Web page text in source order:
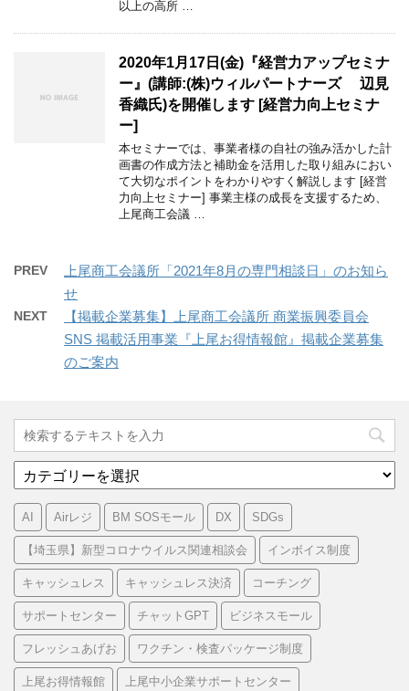
以上の高所 …
2020年1月17日(金)『経営力アップセミナ
ー』(講師:(株)ウィルパートナーズ 辺見
香織氏)を開催します [経営力向上セミナ
ー]
本セミナーでは、事業者様の自社の強み活かした計
画書の作成方法と補助金を活用した取り組みにおい
て大切なポイントをわかりやすく解説します [経営
力向上セミナー] 事業主様の成長を支援するため、
上尾商工会議 …
PREV
上尾商工会議所「2021年8月の専門相談日」のお知ら
せ
NEXT
【掲載企業募集】上尾商工会議所 商業振興委員会
SNS 掲載活用事業『上尾お得情報館』掲載企業募集
のご案内
テ
ゴ
リ
AI Airレジ BM SOSモール DX SDGs
【埼玉県】新型コロナウイルス関連相談会 インボイス制度
キャッシュレス キャッシュレス決済 コーチング
サポートセンター チャットGPT ビジネスモール
フレッシュあげお ワクチン・検査パッケージ制度
上尾お得情報館 上尾中小企業サポートセンター